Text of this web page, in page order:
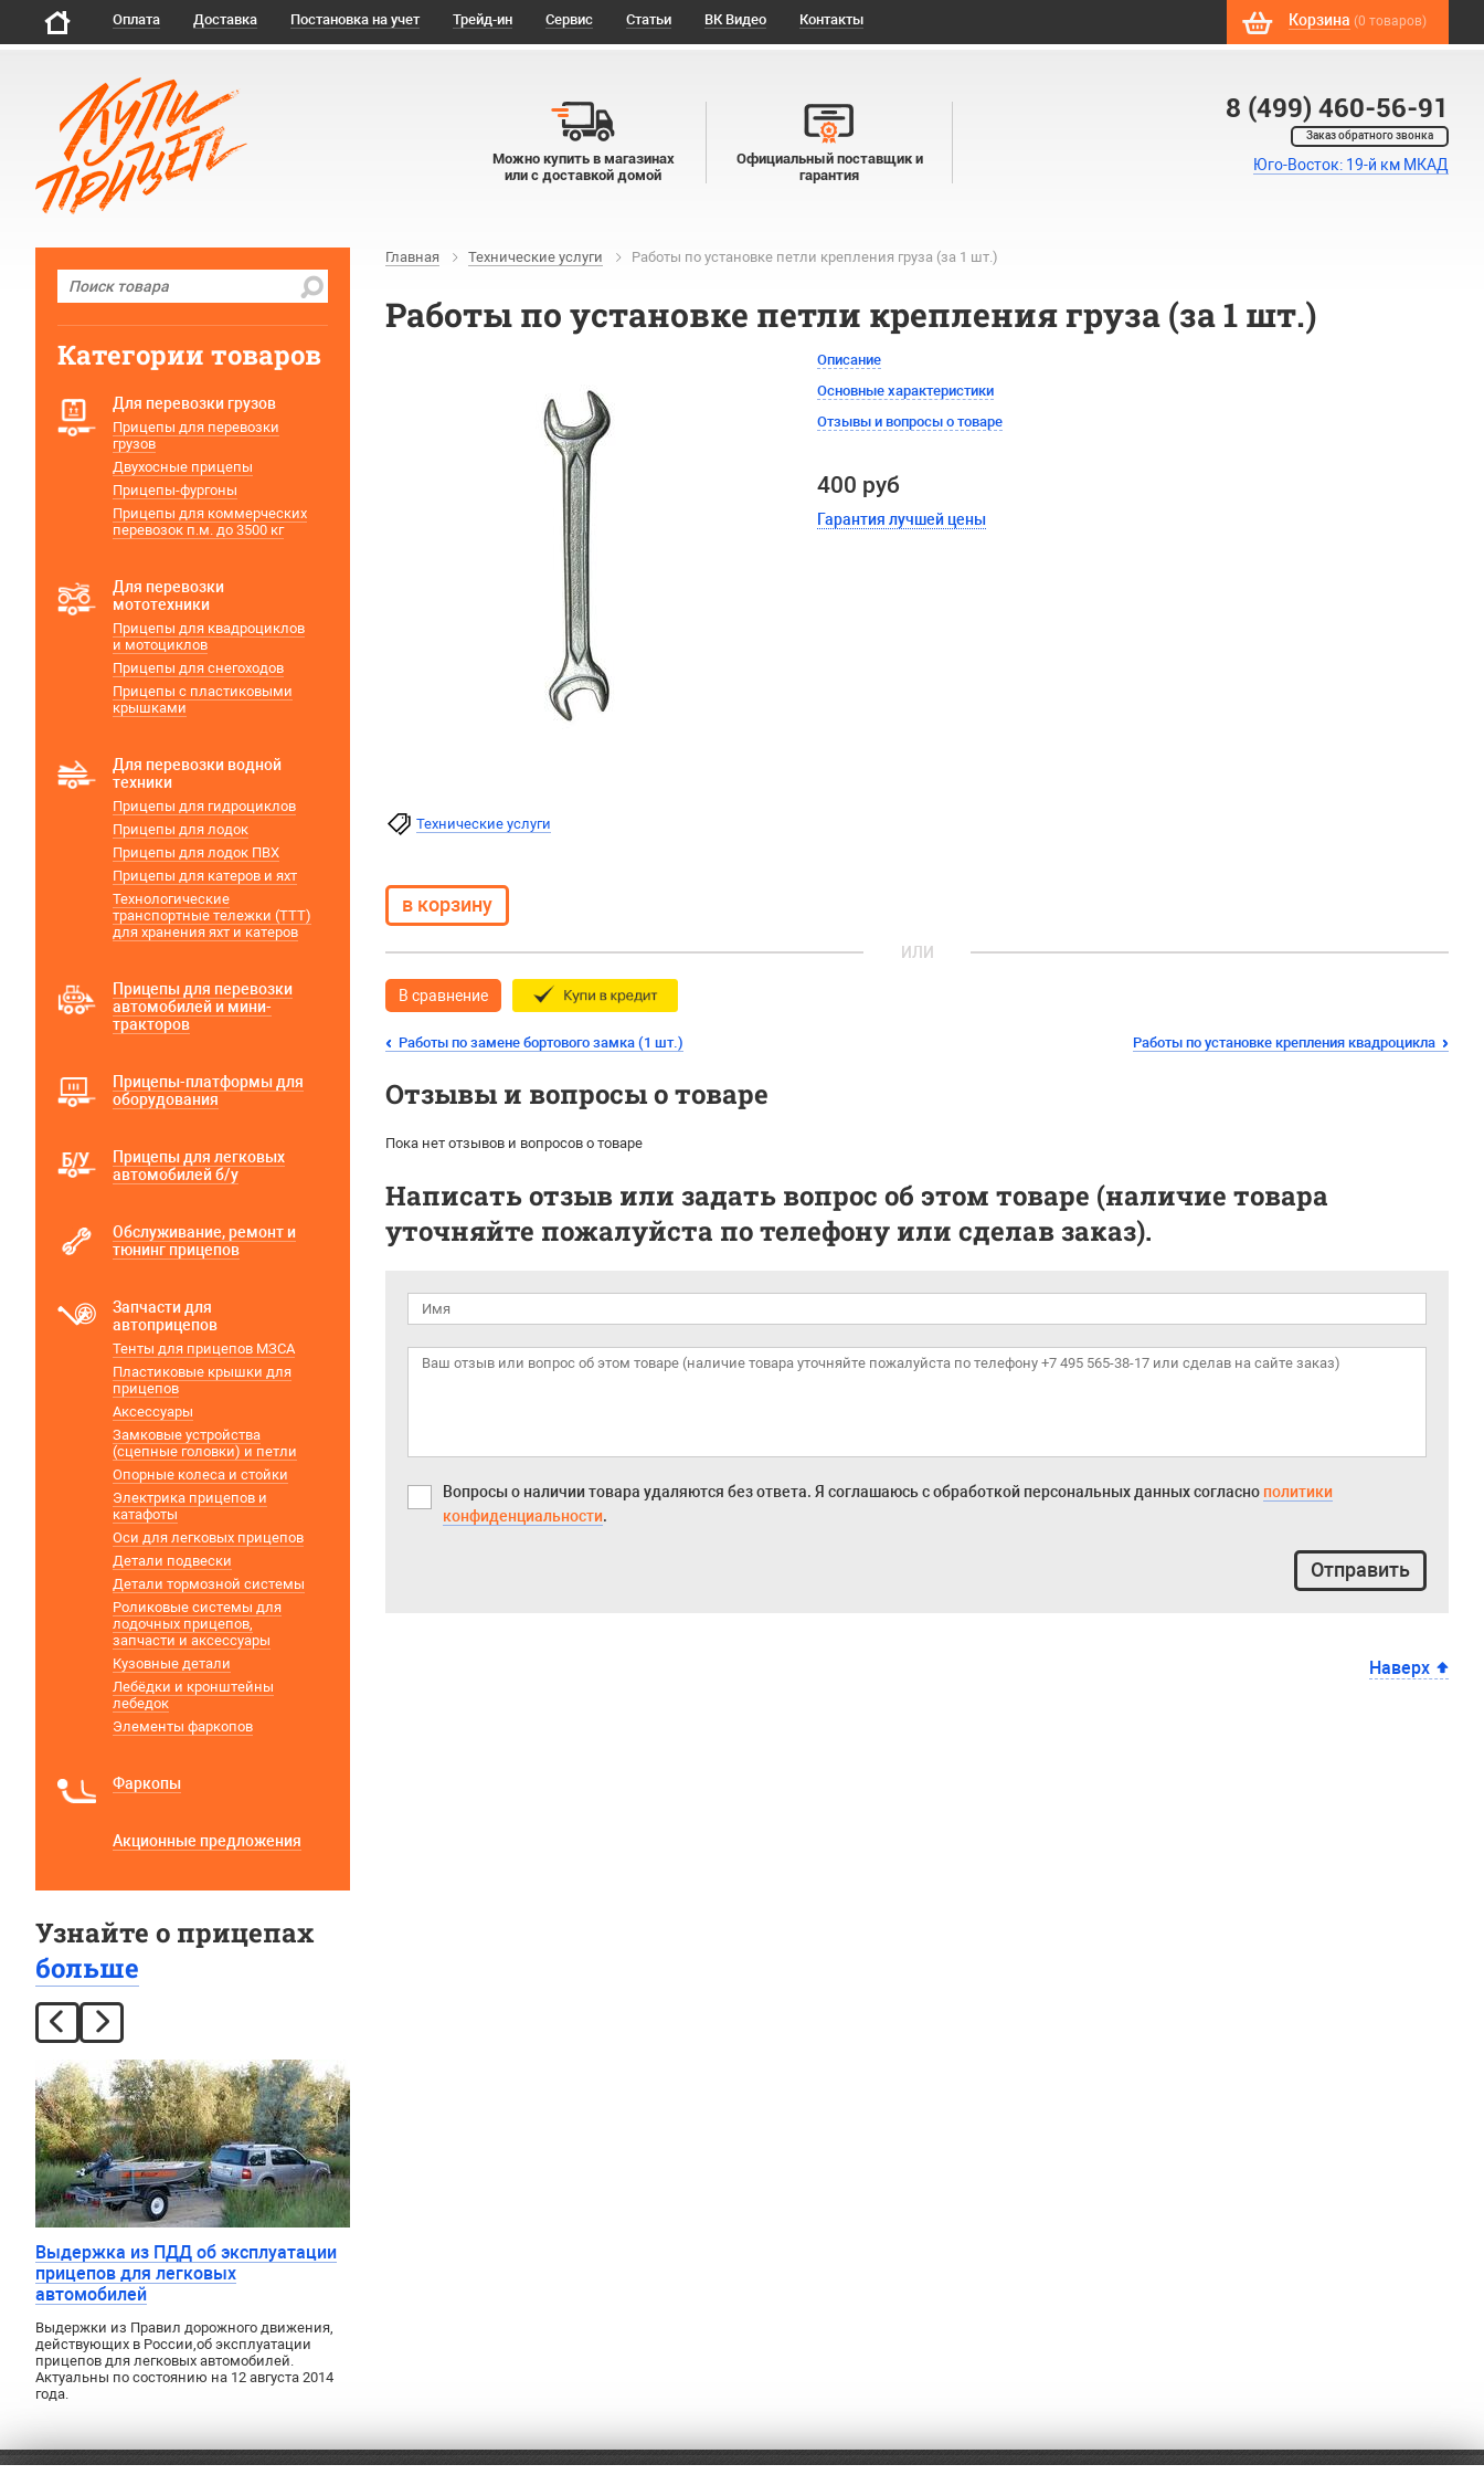
Оплата Доставка Постановка на учет Трейд-ин Сервис Статьи ВК Видео Контакты Корзина (0 товаров)
8 (499) 460-56-91
Заказ обратного звонка
Юго-Восток: 19-й км МКАД
Можно купить в магазинах
или с доставкой домой
Официальный поставщик и
гарантия
Главная Технические услуги Работы по установке петли крепления груза (за 1 шт.)
Работы по установке петли крепления груза (за 1 шт.)
Технические услуги
Описание
Основные характеристики
Отзывы и вопросы о товаре
400 руб
Гарантия лучшей цены
ИЛИ
В сравнение
Работы по замене бортового замка (1 шт.) Работы по установке крепления квадроцикла
Отзывы и вопросы о товаре
Пока нет отзывов и вопросов о товаре
Написать отзыв или задать вопрос об этом товаре (наличие товара
уточняйте пожалуйста по телефону или сделав заказ).
Вопросы о наличии товара удаляются без ответа. Я соглашаюсь с обработкой персональных данных согласно политики
конфиденциальности.
Отправить
Наверх
Категории товаров
Для перевозки грузов
Прицепы для перевозки
грузов
Двухосные прицепы
Прицепы-фургоны
Прицепы для коммерческих
перевозок п.м. до 3500 кг
Для перевозки
мототехники
Прицепы для квадроциклов
и мотоциклов
Прицепы для снегоходов
Прицепы с пластиковыми
крышками
Для перевозки водной
техники
Прицепы для гидроциклов
Прицепы для лодок
Прицепы для лодок ПВХ
Прицепы для катеров и яхт
Технологические
транспортные тележки (ТТТ)
для хранения яхт и катеров
Прицепы для перевозки
автомобилей и мини-
тракторов
Прицепы-платформы для
оборудования
Прицепы для легковых
автомобилей б/у
Обслуживание, ремонт и
тюнинг прицепов
Запчасти для
автоприцепов
Тенты для прицепов МЗСА
Пластиковые крышки для
прицепов
Аксессуары
Замковые устройства
(сцепные головки) и петли
Опорные колеса и стойки
Электрика прицепов и
катафоты
Оси для легковых прицепов
Детали подвески
Детали тормозной системы
Роликовые системы для
лодочных прицепов,
запчасти и аксессуары
Кузовные детали
Лебёдки и кронштейны
лебедок
Элементы фаркопов
Фаркопы
Акционные предложения
Узнайте о прицепах
больше
Выдержка из ПДД об эксплуатации
прицепов для легковых
автомобилей
Выдержки из Правил дорожного движения,
действующих в России,об эксплуатации
прицепов для легковых автомобилей.
Актуальны по состоянию на 12 августа 2014
года.